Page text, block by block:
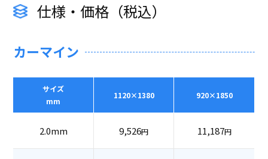
仕様・価格（税込）
カーマイン
サイズ
mm
1120×1380 920×1850
2.0mm 9,526円 11,187円